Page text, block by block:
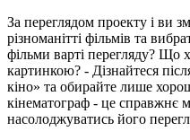
За переглядом проекту і ви
різноманітті фільмів та
фільми варті перегляду? Що
картинкою? - Дізнайтеся
кіно» та обирайте лише
кінематограф - це справжнє
насолоджуватись його